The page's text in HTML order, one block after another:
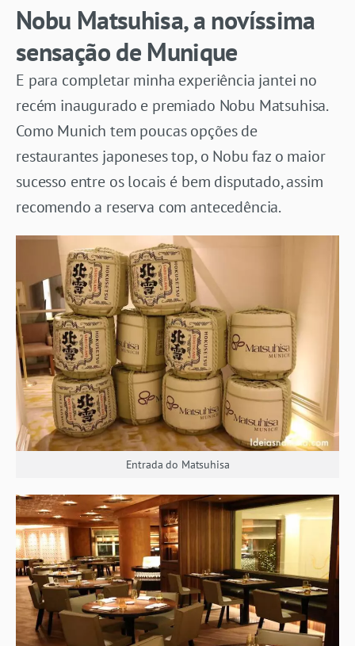
Nobu Matsuhisa, a novíssima
sensação de Munique
E para completar minha experiência jantei no
recém inaugurado e premiado Nobu Matsuhisa.
Como Munich tem poucas opções de
restaurantes japoneses top, o Nobu faz o maior
sucesso entre os locais é bem disputado, assim
recomendo a reserva com antecedência.
Entrada do Matsuhisa